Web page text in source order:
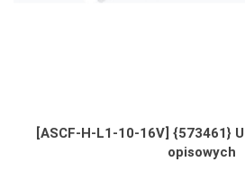
[ASCF-H-L1-10-16V] {573461}
opisowych